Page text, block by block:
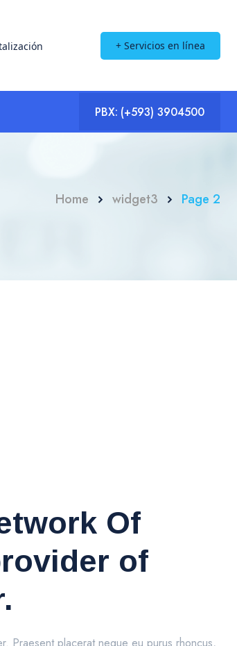
+ Servicios en línea
PBX: (+593) 3904500
Home widget3 Page 2
Of
of
Praesent placerat neque eu purus rhoncus,